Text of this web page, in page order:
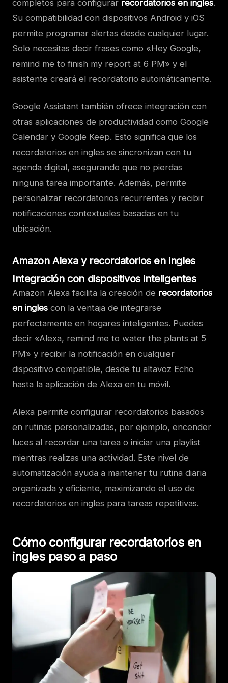
completos para configurar recordatorios en ingles.
Su compatibilidad con dispositivos Android y iOS
permite programar alertas desde cualquier lugar.
Solo necesitas decir frases como «Hey Google,
remind me to finish my report at 6 PM» y el
asistente creará el recordatorio automáticamente.
Google Assistant también ofrece integración con
otras aplicaciones de productividad como Google
Calendar y Google Keep. Esto significa que los
recordatorios en ingles se sincronizan con tu
agenda digital, asegurando que no pierdas
ninguna tarea importante. Además, permite
personalizar recordatorios recurrentes y recibir
notificaciones contextuales basadas en tu
ubicación.
Amazon Alexa y recordatorios en ingles
Integración con dispositivos inteligentes
Amazon Alexa facilita la creación de recordatorios
en ingles con la ventaja de integrarse
perfectamente en hogares inteligentes. Puedes
decir «Alexa, remind me to water the plants at 5
PM» y recibir la notificación en cualquier
dispositivo compatible, desde tu altavoz Echo
hasta la aplicación de Alexa en tu móvil.
Alexa permite configurar recordatorios basados
en rutinas personalizadas, por ejemplo, encender
luces al recordar una tarea o iniciar una playlist
mientras realizas una actividad. Este nivel de
automatización ayuda a mantener tu rutina diaria
organizada y eficiente, maximizando el uso de
recordatorios en ingles para tareas repetitivas.
Cómo configurar recordatorios en
ingles paso a paso